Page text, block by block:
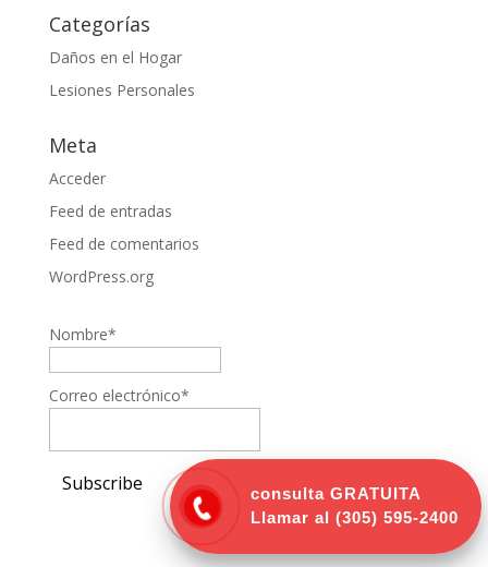
Categorías
Daños en el Hogar
Lesiones Personales
Meta
Acceder
Feed de entradas
Feed de comentarios
WordPress.org
Nombre*
Correo electrónico*
consulta GRATUITA
Llamar al (305) 595-2400